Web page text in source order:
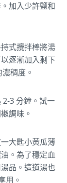
加入少許鹽和
式攪拌棒將湯
逐漸加入剩下
稠度。
3 分鐘。試一
調味。
大匙小黃瓜薄
。為了穩定血
品。這道湯也
用。